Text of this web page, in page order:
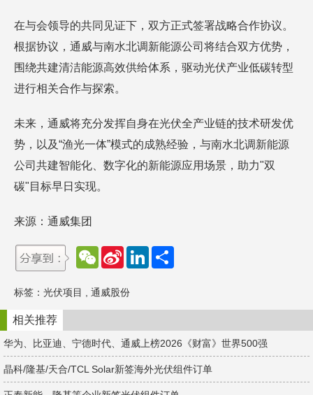
在与会领导的共同见证下，双方正式签署战略合作协议。
根据协议，通威与南水北调新能源公司将结合双方优势，
围绕共建清洁能源高效供给体系，驱动光伏产业低碳转型
进行相关合作与探索。
未来，通威将充分发挥自身在光伏全产业链的技术研发优
势，以及“渔光一体”模式的成熟经验，与南水北调新能源
公司共建智能化、数字化的新能源应用场景，助力"双
碳"目标早日实现。
来源：通威集团
W
e
h
a
t
S
W
e
b
o
L
d
n
标签： 光伏项目 通威股份
相关推荐
华为、比亚迪、宁德时代、通威上榜2026《财富》世界500强
晶科/隆基/天合/TCL Solar新签海外光伏组件订单